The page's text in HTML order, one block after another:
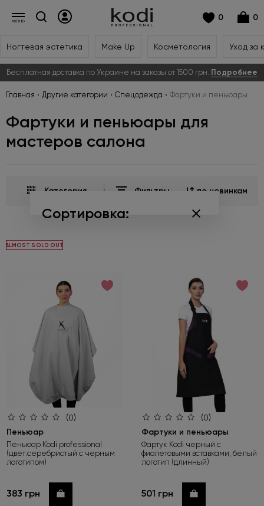
0 0
Ногтевая эстетика Make Up Косметология Уход за
Бесплатная доставка по Украине на заказы от 1500 грн. Подробнее
Главная Другие категории Спецодежда Фартуки и пеньюары
Фартуки и пеньюары для
мастеров салона
Категория Фильтры по новинкам
Сортировка:
по популярности
по возрастанию цены
по убыванию цены
по новинкам
ALMOST SOLD OUT
(0)
Пеньюар
Пеньюар Kodi professional
(цвет:серебристый с черным
логотипом)
383 грн Купить
(0)
Фартуки и пеньюары
Фартук Kodi черный с
фиолетовыми вставками, белый
логотип (длинный)
501 грн Купить